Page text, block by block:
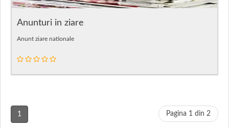
Anunturi in ziare
Anunt ziare nationale
1 Pagina 1 din 2